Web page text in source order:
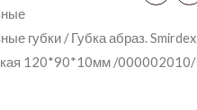
губки / Губка абраз. Smirdex
120*90*10мм /000002010/